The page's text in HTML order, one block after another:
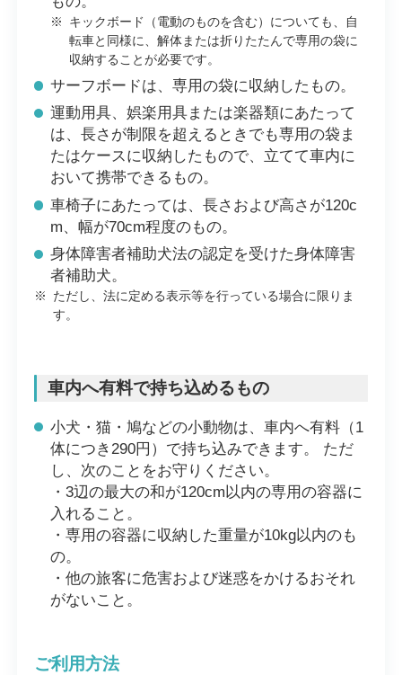
※
キックボード（電動のものを含む）についても、自
転車と同様に、解体または折りたたんで専用の袋に
収納することが必要です。
サーフボードは、専用の袋に収納したもの。
運動用具、娯楽用具または楽器類にあたって
は、長さが制限を超えるときでも専用の袋ま
たはケースに収納したもので、立てて車内に
おいて携帯できるもの。
車椅子にあたっては、長さおよび高さが120c
m、幅が70cm程度のもの。
身体障害者補助犬法の認定を受けた身体障害
者補助犬。
※
ただし、法に定める表示等を行っている場合に限りま
す。
車内へ有料で持ち込めるもの
小犬・猫・鳩などの小動物は、車内へ有料（1
体につき290円）で持ち込みできます。 ただ
し、次のことをお守りください。
・3辺の最大の和が120cm以内の専用の容器に
入れること。
・専用の容器に収納した重量が10kg以内のも
の。
・他の旅客に危害および迷惑をかけるおそれ
がないこと。
ご利用方法